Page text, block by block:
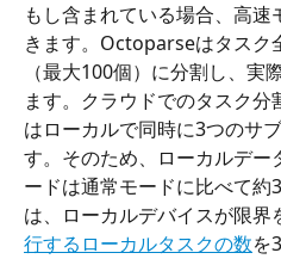
もし含まれている場合、高
きます。Octoparseはタスク
（最大100個）に分割し、実
ます。クラウドでのタスク
はローカルで同時に3つのサ
す。そのため、ローカルデー
ードは通常モードに比べて
は、ローカルデバイスが限界
行するローカルタスクの数を